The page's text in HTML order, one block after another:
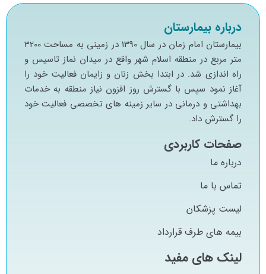
درباره بیمارستان
بيمارستان امام زمان در سال 1390 در زميني به مساحت 3200
متر مربع در منطقه اسلام شهر واقع در ميدان نماز تاسيس و
راه اندازي شد. در ابتدا بخش زنان و زايمان فعاليت خود را
آغاز نمود سپس با گسترش روز افزون نياز منطقه به خدمات
بهداشتي و درماني در ساير زمينه هاي تخصصي فعاليت خود
را گسترش داد.
صفحات کاربردی
درباره ما
تماس با ما
لیست پزشکان
بیمه های طرف قرارداد
لینک های مفید